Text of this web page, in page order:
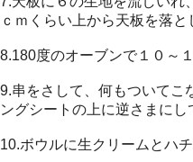
ｃｍくらい上から天板を落と
8.180度のオーブンで１０～
9.串をさして、何もついてこ
ングシートの上に逆さまにし
10.ボウルに生クリームとハ